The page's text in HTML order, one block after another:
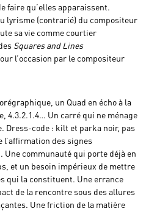
faire qu’elles apparaissent.
lyrisme (contrarié) du compositeur
sa vie comme courtier
Squares and Lines
l’occasion par le compositeur
un Quad en écho à la
4.3.2.1.4… Un carré qui ne ménage
Dress-code : kilt et parka noir, pas
des signes
Une communauté qui porte déjà en
et un besoin impérieux de mettre
qui la constituent. Une errance
de la rencontre sous des allures
Une friction de la matière